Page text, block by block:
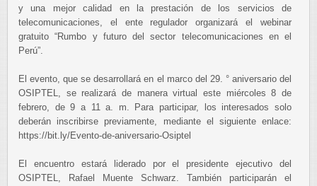
y una mejor calidad en la prestación de los servicios de
telecomunicaciones, el ente regulador organizará el webinar
gratuito “Rumbo y futuro del sector telecomunicaciones en el
Perú”.
El evento, que se desarrollará en el marco del 29. ° aniversario del
OSIPTEL, se realizará de manera virtual este miércoles 8 de
febrero, de 9 a 11 a. m. Para participar, los interesados solo
deberán inscribirse previamente, mediante el siguiente enlace:
https://bit.ly/Evento-de-aniversario-Osiptel
El encuentro estará liderado por el presidente ejecutivo del
OSIPTEL, Rafael Muente Schwarz. También participarán el